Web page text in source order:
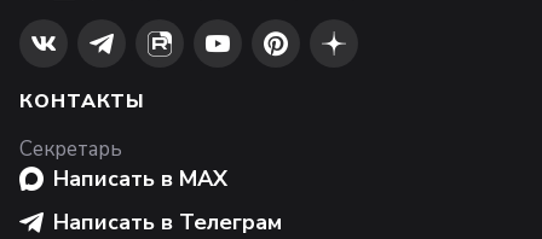
КОНТАКТЫ
Секретарь
Написать в MAX
Написать в Телеграм